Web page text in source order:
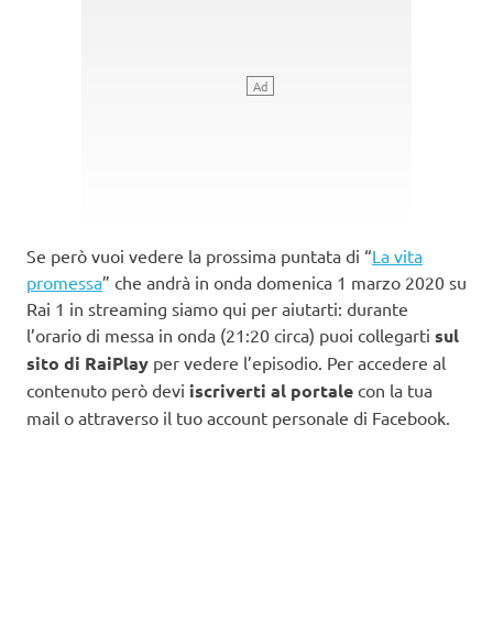
Se però vuoi vedere la prossima puntata di “La vita
promessa” che andrà in onda domenica 1 marzo 2020 su
Rai 1 in streaming siamo qui per aiutarti: durante
l’orario di messa in onda (21:20 circa) puoi collegarti sul
sito di RaiPlay per vedere l’episodio. Per accedere al
contenuto però devi iscriverti al portale con la tua
mail o attraverso il tuo account personale di Facebook.